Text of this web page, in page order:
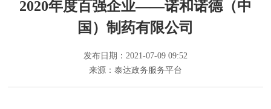
2020年度百强企业——诺和诺德（中
国）制药有限公司
发布日期：2021-07-09 09:52
来源：泰达政务服务平台